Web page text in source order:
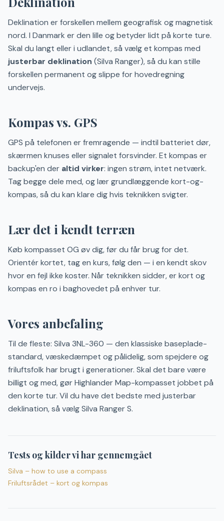
Deklination er forskellen mellem geografisk og magnetisk
nord. I Danmark er den lille og betyder lidt på korte ture.
Skal du langt eller i udlandet, så vælg et kompas med
justerbar deklination (Silva Ranger), så du kan stille
forskellen permanent og slippe for hovedregning
undervejs.
Kompas vs. GPS
GPS på telefonen er fremragende — indtil batteriet dør,
skærmen knuses eller signalet forsvinder. Et kompas er
backup'en der altid virker: ingen strøm, intet netværk.
Tag begge dele med, og lær grundlæggende kort-og-
kompas, så du kan klare dig hvis teknikken svigter.
Lær det i kendt terræn
Køb kompasset OG øv dig, før du får brug for det.
Orientér kortet, tag en kurs, følg den — i en kendt skov
hvor en fejl ikke koster. Når teknikken sidder, er kort og
kompas en ro i baghovedet på enhver tur.
Vores anbefaling
Til de fleste: Silva 3NL-360 — den klassiske baseplade-
standard, væskedæmpet og pålidelig, som spejdere og
friluftsfolk har brugt i generationer. Skal det bare være
billigt og med, gør Highlander Map-kompasset jobbet på
den korte tur. Vil du have det bedste med justerbar
deklination, så vælg Silva Ranger S.
Tests og kilder vi har gennemgået
Silva – how to use a compass
Friluftsrådet – kort og kompas